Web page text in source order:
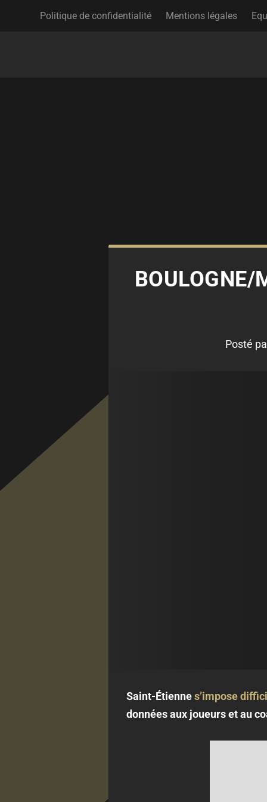
Politique de confidentialité Mentions légales
BOULOGNE/
Posté
Saint-Étiennes’impose
données aux joueurs et au